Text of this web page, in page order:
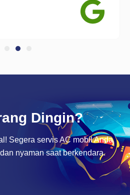
Dingin?
Segera servis AC mobil Anda
nyaman saat berkendara.